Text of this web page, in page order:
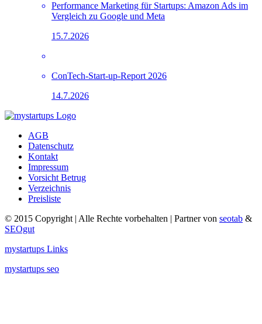
Performance Marketing für Startups: Amazon Ads im
Vergleich zu Google und Meta
15.7.2026
ConTech-Start-up-Report 2026
14.7.2026
AGB
Datenschutz
Kontakt
Impressum
Vorsicht Betrug
Verzeichnis
Preisliste
© 2015 Copyright | Alle Rechte vorbehalten | Partner von seotab &
SEOgut
mystartups Links
mystartups seo